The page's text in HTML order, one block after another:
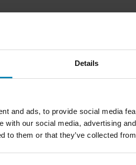
Details
and ads, to provide social media
with our social media, advertising
to them or that they’ve collected